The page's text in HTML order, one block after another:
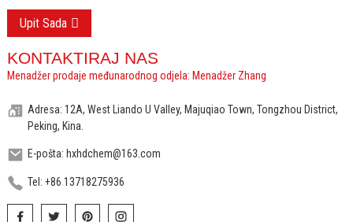
Upit Sada
KONTAKTIRAJ NAS
Menadžer prodaje međunarodnog odjela: Menadžer Zhang
Adresa: 12A, West Liando U Valley, Majuqiao Town, Tongzhou District,
Peking, Kina.
E-pošta: hxhdchem@163.com
Tel: +86 13718275936